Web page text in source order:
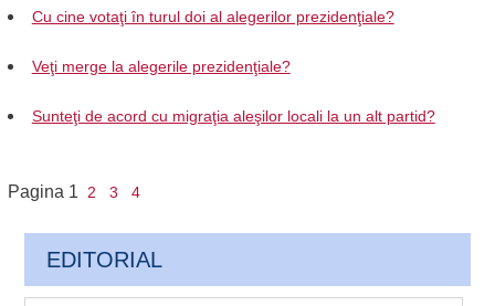
Cu cine votaţi în turul doi al alegerilor prezidenţiale?
Veţi merge la alegerile prezidenţiale?
Sunteţi de acord cu migraţia aleşilor locali la un alt partid?
Pagina 1 2 3 4
EDITORIAL